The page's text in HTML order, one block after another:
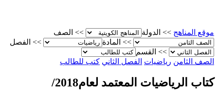
>> الدولة >> الصف
المادة
الفصل
>> القسم
رياضيات الفصل الثاني كتب للطالب
المعتمد لعام2018/